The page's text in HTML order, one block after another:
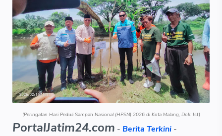
(Peringatan Hari Peduli Sampah Nasional (HPSN) 2026 di Kota Malang, Dok: Ist)
PortalJatim24.com - Berita Terkini -